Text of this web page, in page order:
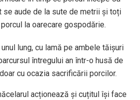
se aude de la sute de metrii și toți
la oarecare gospodărie.
lung, cu lamă pe ambele tăișuri
întregului an într-o husă de
cu ocazia sacrificării porcilor.
acționează și cuțitul își face